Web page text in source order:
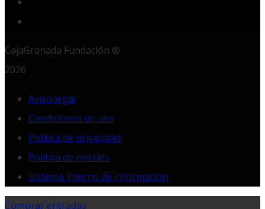
CajaGranada Fundación ®
2026
Aviso legal
Condiciones de uso
Política de privacidad
Política de cookies
Sistema interno de información
Comprar entradas